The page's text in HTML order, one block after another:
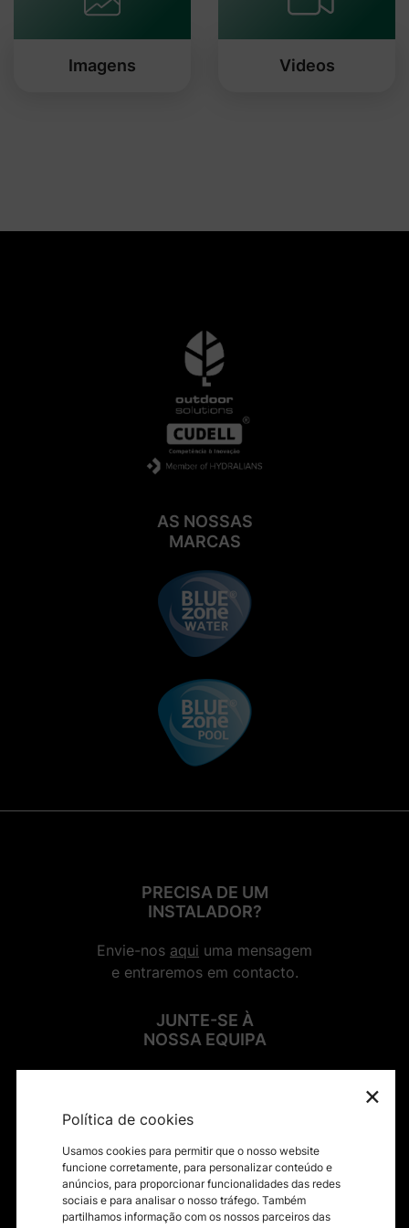
Imagens Videos
AS NOSSAS
MARCAS
PRECISA DE UM
INSTALADOR?
Envie-nos aqui uma mensagem
e entraremos em contacto.
JUNTE-SE À
NOSSA EQUIPA
Contactos
×
Política de cookies
Usamos cookies para permitir que o nosso website
funcione corretamente, para personalizar conteúdo e
anúncios, para proporcionar funcionalidades das redes
sociais e para analisar o nosso tráfego. Também
partilhamos informação com os nossos parceiros das